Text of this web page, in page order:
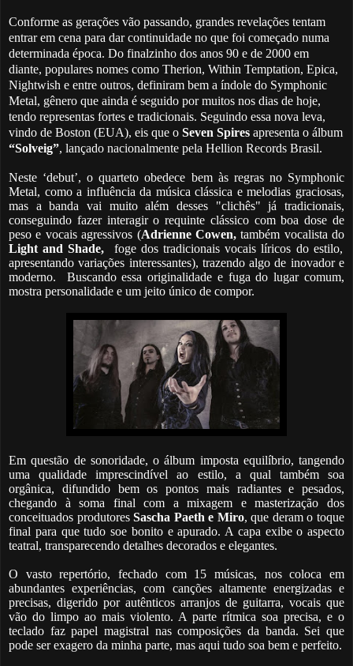
Conforme as gerações vão passando, grandes revelações tentam
entrar em cena para dar continuidade no que foi começado numa
determinada época. Do finalzinho dos anos 90 e de 2000 em
diante, populares nomes como Therion, Within Temptation, Epica,
Nightwish e entre outros, definiram bem a índole do Symphonic
Metal, gênero que ainda é seguido por muitos nos dias de hoje,
tendo representas fortes e tradicionais. Seguindo essa nova leva,
vindo de Boston (EUA), eis que o Seven Spires apresenta o álbum
“Solveig”, lançado nacionalmente pela Hellion Records Brasil.
Neste ‘debut’, o quarteto obedece bem às regras no Symphonic
Metal, como a influência da música clássica e melodias graciosas,
mas a banda vai muito além desses "clichês" já tradicionais,
conseguindo fazer interagir o requinte clássico com boa dose de
peso e vocais agressivos (Adrienne Cowen,também vocalista do
Light and Shade,
foge dos tradicionais vocais líricos do estilo,
apresentando variações interessantes), trazendo algo de inovador e
moderno. Buscando essaoriginalidade e fuga do lugar comum,
mostra personalidade e um jeito único de compor.
Em questão de sonoridade, o álbum imposta equilíbrio, tangendo
uma qualidade imprescindível ao estilo, a qual também soa
orgânica, difundido bem os pontos mais radiantes e pesados,
chegando à soma final com a mixagem e masterização dos
conceituados produtoresSascha Paeth e Miro, que deram o toque
final para que tudo soe bonito e apurado. A capa exibe o aspecto
teatral, transparecendo detalhes decorados e elegantes.
O vasto repertório, fechado com 15 músicas, nos coloca em
abundantes experiências, com canções altamente energizadas e
precisas, digerido por autênticos arranjos de guitarra, vocais que
vão do limpo ao mais violento. A parte rítmica soa precisa, e o
teclado faz papel magistral nas composições da banda. Sei que
pode ser exagero da minha parte, mas aqui tudo soa bem e perfeito.